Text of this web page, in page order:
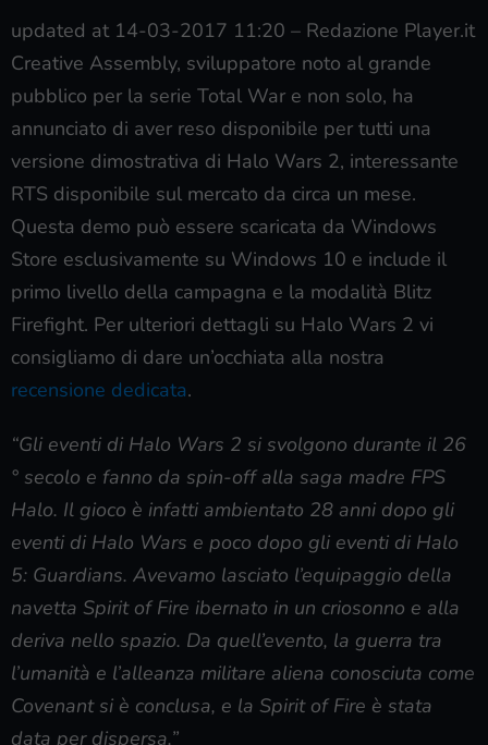
updated at 14-03-2017 11:20 – Redazione Player.it
Creative Assembly, sviluppatore noto al grande
pubblico per la serie Total War e non solo, ha
annunciato di aver reso disponibile per tutti una
versione dimostrativa di Halo Wars 2, interessante
RTS disponibile sul mercato da circa un mese.
Questa demo può essere scaricata da Windows
Store esclusivamente su Windows 10 e include il
primo livello della campagna e la modalità Blitz
Firefight. Per ulteriori dettagli su Halo Wars 2 vi
consigliamo di dare un’occhiata alla nostra
recensione dedicata.
“Gli eventi di Halo Wars 2 si svolgono durante il 26
° secolo e fanno da spin-off alla saga madre FPS
Halo. Il gioco è infatti ambientato 28 anni dopo gli
eventi di Halo Wars e poco dopo gli eventi di Halo
5: Guardians. Avevamo lasciato l’equipaggio della
navetta Spirit of Fire ibernato in un criosonno e alla
deriva nello spazio. Da quell’evento, la guerra tra
l’umanità e l’alleanza militare aliena conosciuta come
Covenant si è conclusa, e la Spirit of Fire è stata
data per dispersa.”